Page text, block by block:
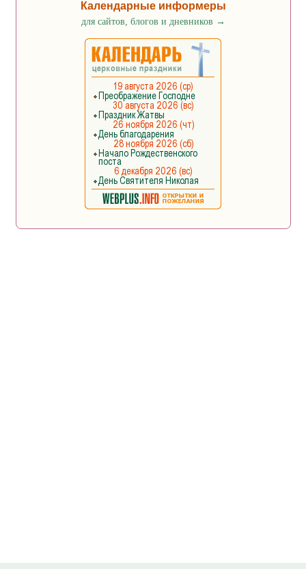
Календарные информеры
для сайтов, блогов и дневников →